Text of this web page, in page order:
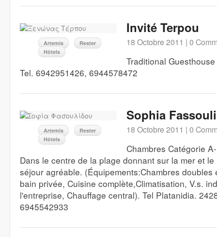
Artemis
Rester
Hôtels
Invité Terpou
18 Octobre 2011 | 0
Traditional
Tel. 6942951426, 6944578472
Artemis
Rester
Hôtels
Sophia
18 Octobre 2011 | 0
Chambres Catégorie
Dans le centre de la plage donnant sur la mer et
séjour agréable. (Équipements:Chambres doubles
bain privée, Cuisine complète,Climatisation, V.s.
l'entreprise, Chauffage central). Tel Platanidia.
6945542933